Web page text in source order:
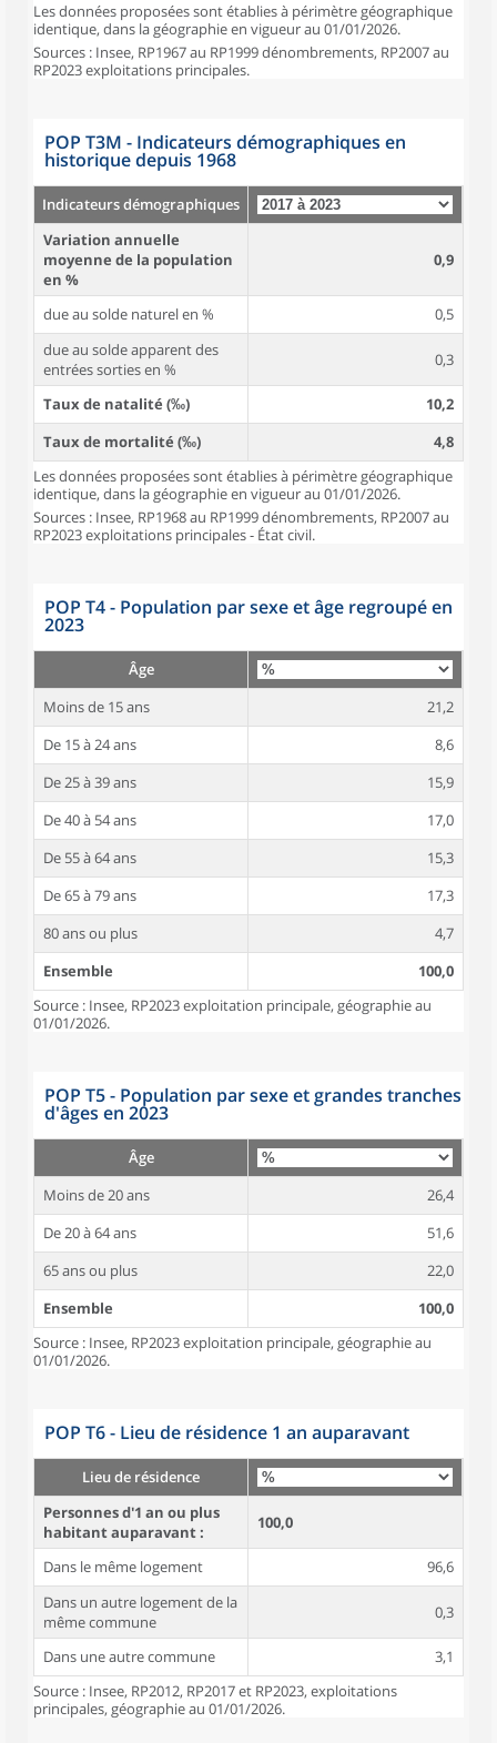
Les données proposées sont établies à périmètre géographique
identique, dans la géographie en vigueur au 01/01/2026.
Sources : Insee, RP1967 au RP1999 dénombrements, RP2007 au
RP2023 exploitations principales.
POP T3M - Indicateurs démographiques en
historique depuis 1968
Indicateurs démographiques
Variation annuelle
moyenne de la population
en %
0,9
due au solde naturel en %
0,5
due au solde apparent des
entrées sorties en %
0,3
Taux de natalité (‰)
10,2
Taux de mortalité (‰)
4,8
Les données proposées sont établies à périmètre géographique
identique, dans la géographie en vigueur au 01/01/2026.
Sources : Insee, RP1968 au RP1999 dénombrements, RP2007 au
RP2023 exploitations principales - État civil.
POP T4 - Population par sexe et âge regroupé en
2023
Âge
Moins de 15 ans
21,2
De 15 à 24 ans
8,6
De 25 à 39 ans
15,9
De 40 à 54 ans
17,0
De 55 à 64 ans
15,3
De 65 à 79 ans
17,3
80 ans ou plus
4,7
Ensemble
100,0
Source : Insee, RP2023 exploitation principale, géographie au
01/01/2026.
POP T5 - Population par sexe et grandes tranches
d'âges en 2023
Âge
Moins de 20 ans
26,4
De 20 à 64 ans
51,6
65 ans ou plus
22,0
Ensemble
100,0
Source : Insee, RP2023 exploitation principale, géographie au
01/01/2026.
POP T6 - Lieu de résidence 1 an auparavant
Lieu de résidence
Personnes d'1 an ou plus
habitant auparavant :
100,0
Dans le même logement
96,6
Dans un autre logement de la
même commune
0,3
Dans une autre commune
3,1
Source : Insee, RP2012, RP2017 et RP2023, exploitations
principales, géographie au 01/01/2026.